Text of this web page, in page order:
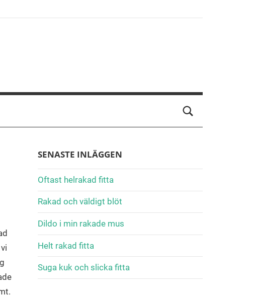
SENASTE INLÄGGEN
Oftast helrakad fitta
Rakad och väldigt blöt
Dildo i min rakade mus
Helt rakad fitta
Suga kuk och slicka fitta